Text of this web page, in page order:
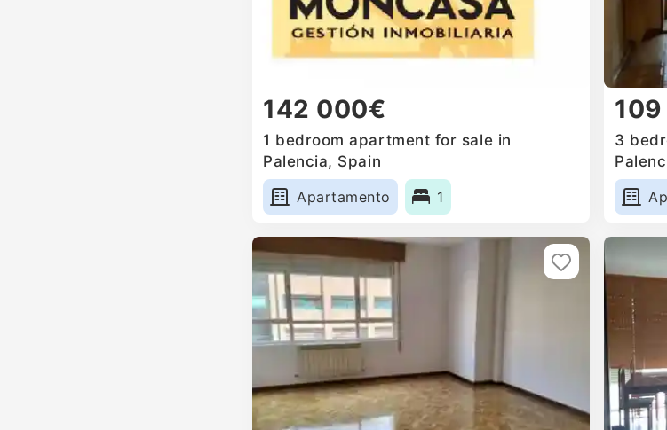
142 000€
1 bedroom apartment for sale in
Palencia, Spain
Apartamento
1
3